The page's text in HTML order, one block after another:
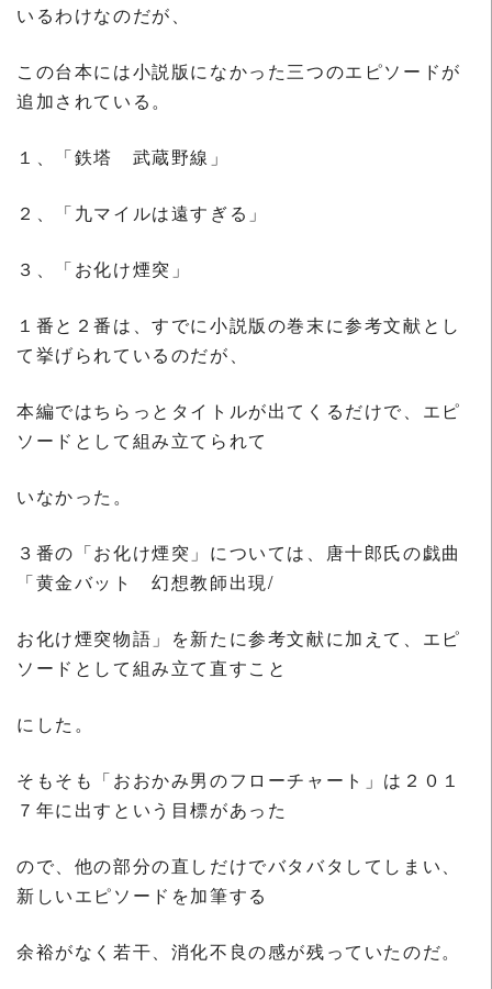
いるわけなのだが、
この台本には小説版になかった三つのエピソードが
追加されている。
１、「鉄塔 武蔵野線」
２、「九マイルは遠すぎる」
３、「お化け煙突」
１番と２番は、すでに小説版の巻末に参考文献とし
て挙げられているのだが、
本編ではちらっとタイトルが出てくるだけで、エピ
ソードとして組み立てられて
いなかった。
３番の「お化け煙突」については、唐十郎氏の戯曲
「黄金バット 幻想教師出現/
お化け煙突物語」を新たに参考文献に加えて、エピ
ソードとして組み立て直すこと
にした。
そもそも「おおかみ男のフローチャート」は２０１
７年に出すという目標があった
ので、他の部分の直しだけでバタバタしてしまい、
新しいエピソードを加筆する
余裕がなく若干、消化不良の感が残っていたのだ。